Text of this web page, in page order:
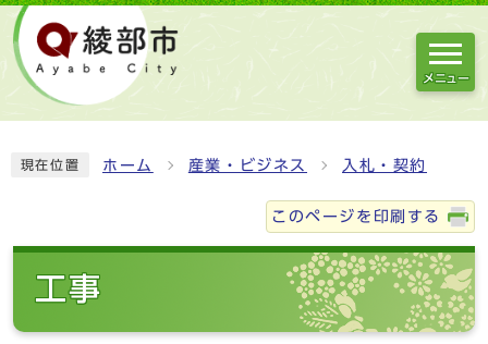
メニュー
現在位置 ホーム 産業・ビジネス 入札・契約
このページを印刷する
工事